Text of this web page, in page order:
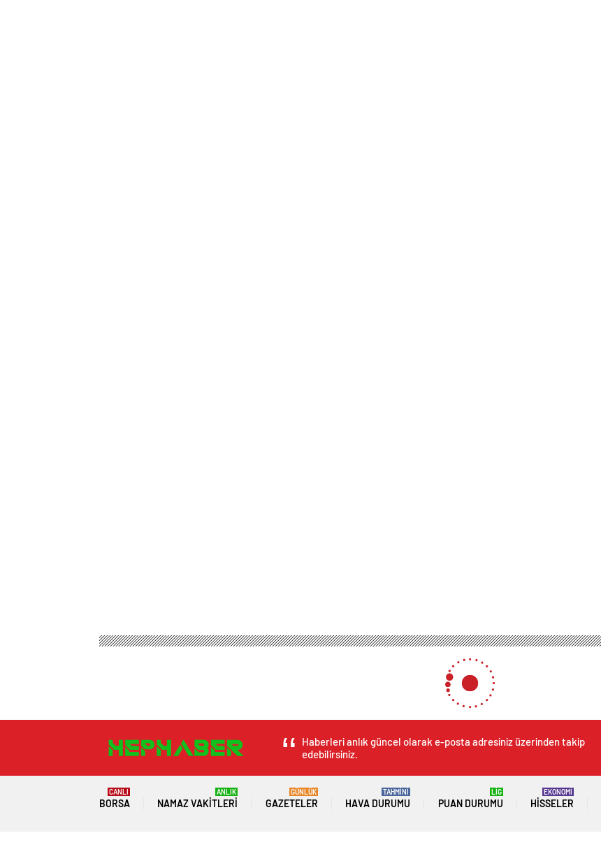
Haberleri anlık güncel olarak e-posta adresiniz üzerinden takip
edebilirsiniz.
BORSA
CANLI
NAMAZ VAKITLERI
ANLIK
GAZETELER
GÜNLÜK
HAVA DURUMU
TAHMİNİ
PUAN DURUMU
LİG
HISSELER
EKONOMİ